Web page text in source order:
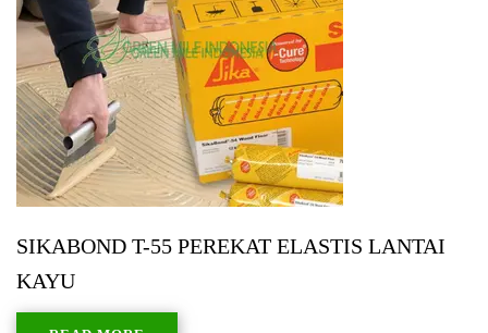
SIKABOND T-55 PEREKAT ELASTIS LANTAI
KAYU